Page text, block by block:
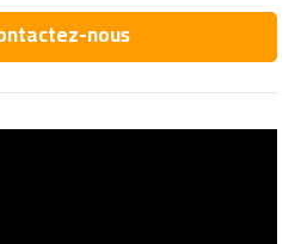
nous